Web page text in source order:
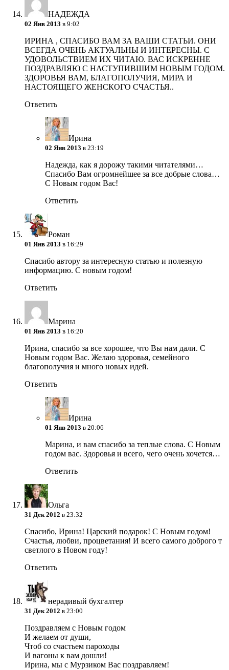
НАДЕЖДА
02 Янв 2013 в 9:02
ИРИНА , СПАСИБО ВАМ ЗА ВАШИ СТАТЬИ. ОНИ
ВСЕГДА ОЧЕНЬ АКТУАЛЬНЫ И ИНТЕРЕСНЫ. С
УДОВОЛЬСТВИЕМ ИХ ЧИТАЮ. ВАС ИСКРЕННЕ
ПОЗДРАВЛЯЮ С НАСТУПИВШИМ НОВЫМ ГОДОМ.
ЗДОРОВЬЯ ВАМ, БЛАГОПОЛУЧИЯ, МИРА И
НАСТОЯЩЕГО ЖЕНСКОГО СЧАСТЬЯ..
Ответить
Ирина
02 Янв 2013 в 23:19
Надежда, как я дорожу такими читателями…
Спасибо Вам огромнейшее за все добрые слова…
С Новым годом Вас!
Ответить
Роман
01 Янв 2013 в 16:29
Спасибо автору за интересную статью и полезную
информацию. С новым годом!
Ответить
Марина
01 Янв 2013 в 16:20
Ирина, спасибо за все хорошее, что Вы нам дали. С
Новым годом Вас. Желаю здоровья, семейного
благополучия и много новых идей.
Ответить
Ирина
01 Янв 2013 в 20:06
Марина, и вам спасибо за теплые слова. С Новым
годом вас. Здоровья и всего, чего очень хочется…
Ответить
Ольга
31 Дек 2012 в 23:32
Спасибо, Ирина! Царский подарок! С Новым годом!
Счастья, любви, процветания! И всего самого доброго т
светлого в Новом году!
Ответить
нерадивый бухгалтер
31 Дек 2012 в 23:00
Поздравляем с Новым годом
И желаем от души,
Чтоб со счастьем пароходы
И вагоны к вам дошли!
Ирина, мы с Мурзиком Вас поздравляем!